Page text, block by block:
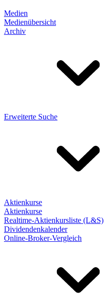
Medien
Medienübersicht
Archiv
Erweiterte Suche
Aktienkurse
Aktienkurse
Realtime-Aktienkursliste (L&S)
Dividendenkalender
Online-Broker-Vergleich